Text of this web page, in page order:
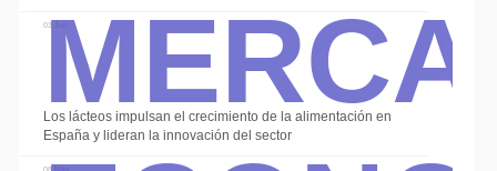
03 Jun
Los lácteos impulsan el crecimiento de la alimentación en
España y lideran la innovación del sector
08 May